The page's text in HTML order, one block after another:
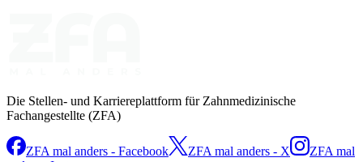
Die Stellen- und Karriereplattform für Zahnmedizinische
Fachangestellte (ZFA)
ZFA mal anders - Facebook ZFA mal anders - X
ZFA mal